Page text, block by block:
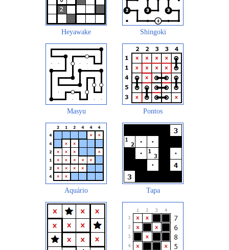
Heyawake Shingoki
Masyu Pontos
Aquário Tapa